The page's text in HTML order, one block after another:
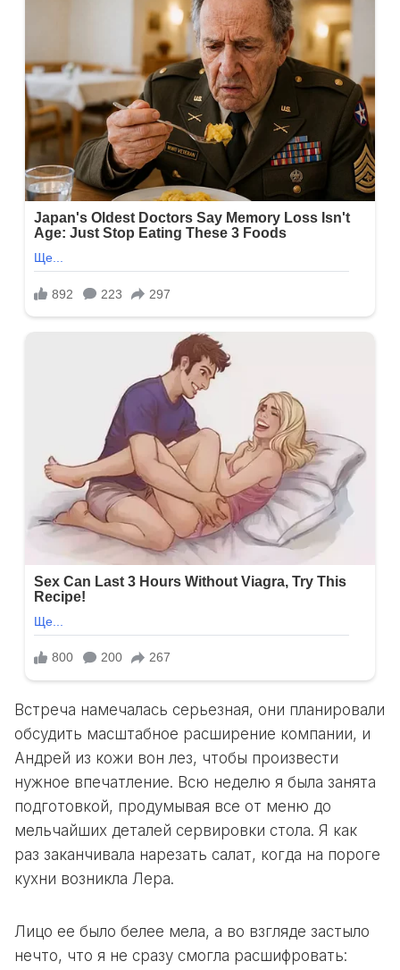
Встреча намечалась серьезная, они планировали
обсудить масштабное расширение компании, и
Андрей из кожи вон лез, чтобы произвести
нужное впечатление. Всю неделю я была занята
подготовкой, продумывая все от меню до
мельчайших деталей сервировки стола. Я как
раз заканчивала нарезать салат, когда на пороге
кухни возникла Лера.
Лицо ее было белее мела, а во взгляде застыло
нечто, что я не сразу смогла расшифровать: